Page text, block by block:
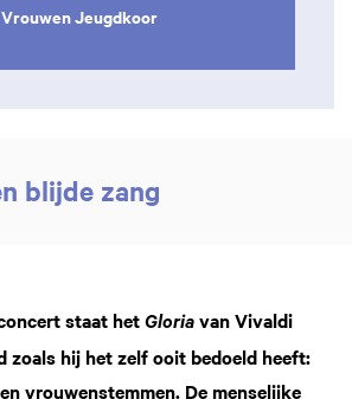
Jeugdkoor
blijde zang
staat het Gloria van Vivaldi
zoals hij het zelf ooit bedoeld heeft:
vrouwenstemmen. De menselijke